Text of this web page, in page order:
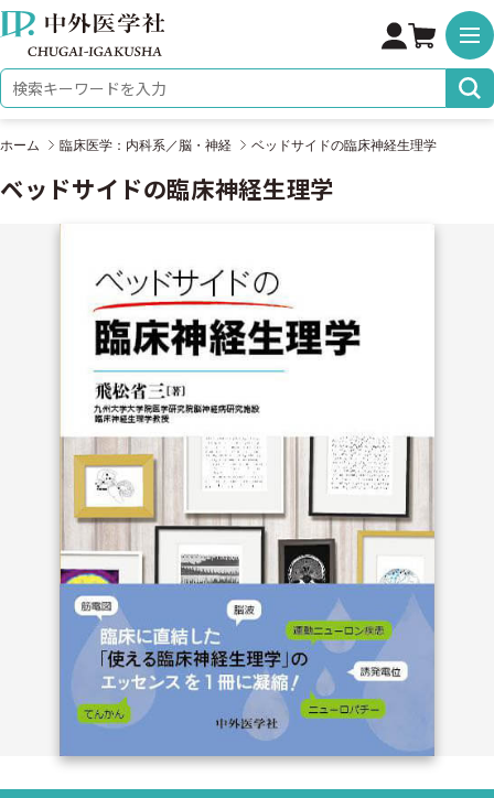
株式会社 中外医学社
検索キーワード
ホーム 臨床医学：内科系／脳・神経 ベッドサイドの臨床神経生理学
ベッドサイドの臨床神経生理学